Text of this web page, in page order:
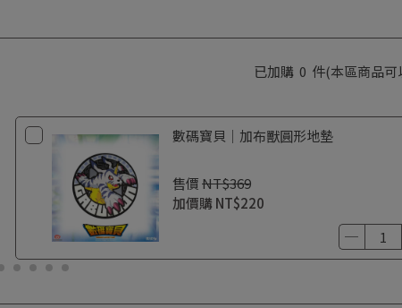
已加購 0 件(本區商品可
數碼寶貝｜加布獸圓形地墊
售價NT$369
加價購 NT$220